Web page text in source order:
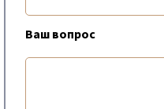
Ваш вопрос